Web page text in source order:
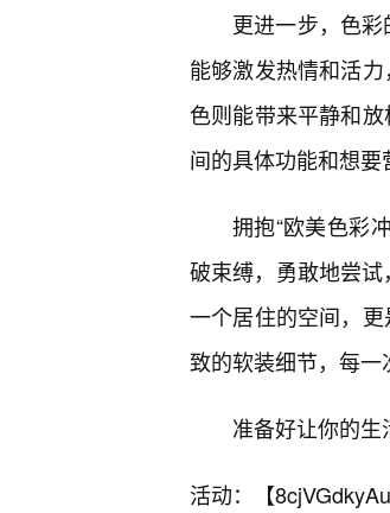
更进一步，色
能够激发热情和活
色则能带来平静和
间的具体功能和想要
拥抱“欧美色彩
破束缚，勇敢地尝
一个居住的空间，
致的软装细节，每
准备好让你的生
活动：【